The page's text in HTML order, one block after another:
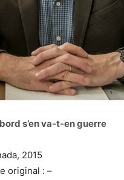
s’en va-t-en guerre
2015
original : –